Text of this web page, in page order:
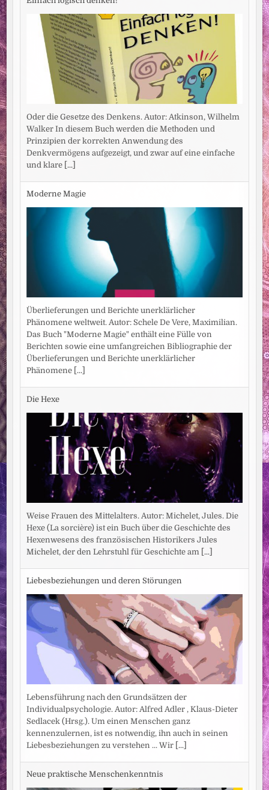
Oder die Gesetze des Denkens. Autor: Atkinson, Wilhelm
Walker In diesem Buch werden die Methoden und
Prinzipien der korrekten Anwendung des
Denkvermögens aufgezeigt, und zwar auf eine einfache
und klare [...]
Moderne Magie
Überlieferungen und Berichte unerklärlicher
Phänomene weltweit. Autor: Schele De Vere, Maximilian.
Das Buch "Moderne Magie" enthält eine Fülle von
Berichten sowie eine umfangreichen Bibliographie der
Überlieferungen und Berichte unerklärlicher
Phänomene [...]
Die Hexe
Weise Frauen des Mittelalters. Autor: Michelet, Jules. Die
Hexe (La sorcière) ist ein Buch über die Geschichte des
Hexenwesens des französischen Historikers Jules
Michelet, der den Lehrstuhl für Geschichte am [...]
Liebesbeziehungen und deren Störungen
Lebensführung nach den Grundsätzen der
Individualpsychologie. Autor: Alfred Adler , Klaus-Dieter
Sedlacek (Hrsg.). Um einen Menschen ganz
kennenzulernen, ist es notwendig, ihn auch in seinen
Liebesbeziehungen zu verstehen ... Wir [...]
Neue praktische Menschenkenntnis